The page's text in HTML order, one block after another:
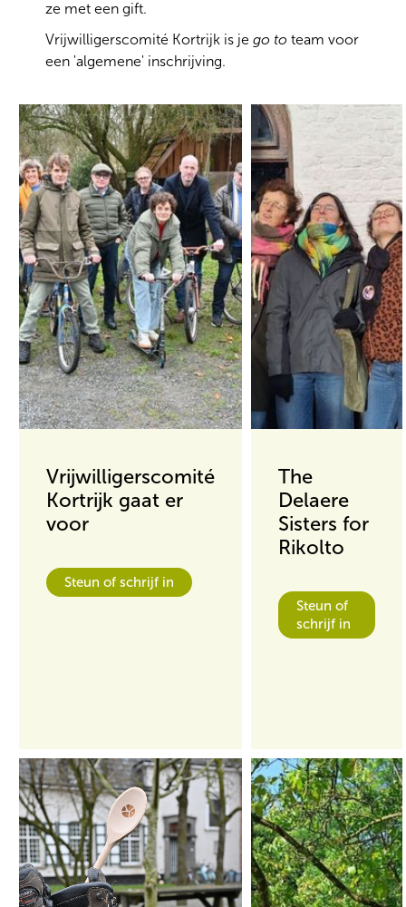
ze met een gift.
Vrijwilligerscomité Kortrijk is je go to team voor
een 'algemene' inschrijving.
Vrijwilligerscomité
Kortrijk gaat er
voor
Steun of schrijf in
The
Delaere
Sisters for
Rikolto
Steun of
schrijf in